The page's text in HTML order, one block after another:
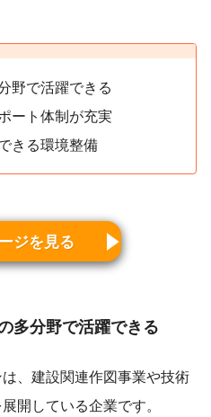
野で活躍できる
ート体制が充実
きる環境整備
ジを見る
多分野で活躍できる
、建設関連作図事業や技術
開している企業です。